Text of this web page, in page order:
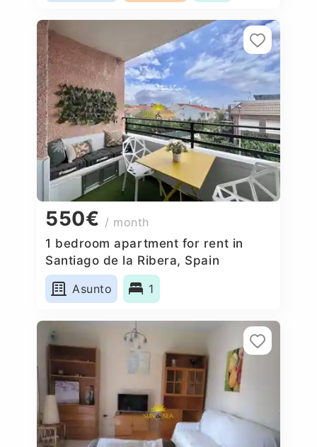
550€ / month
1 bedroom apartment for rent in
Santiago de la Ribera, Spain
Asunto
1